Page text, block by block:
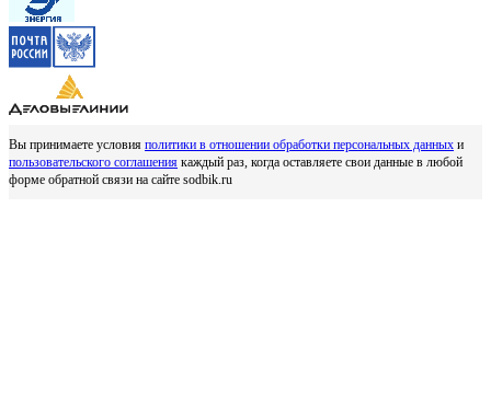
Вы принимаете условия политики в отношении обработки персональных данных и
пользовательского соглашения каждый раз, когда оставляете свои данные в любой
форме обратной связи на сайте sodbik.ru